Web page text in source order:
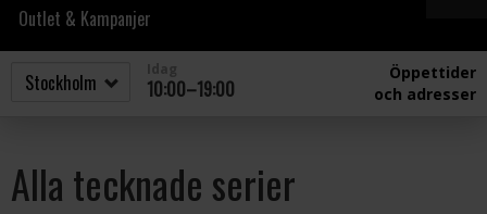
Outlet & Kampanjer
10:00–19:00
Öppettider
och adresser
Alla tecknade serier